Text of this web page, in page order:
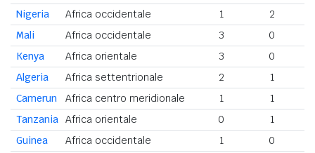
Nigeria Africa occidentale 1 2
Mali
Africa occidentale 3 0
Kenya
Africa orientale 3 0
Algeria
Africa settentrionale 2 1
Camerun
Africa centro meridionale 1 1
Tanzania Africa orientale 0 1
Guinea
Africa occidentale 1 0